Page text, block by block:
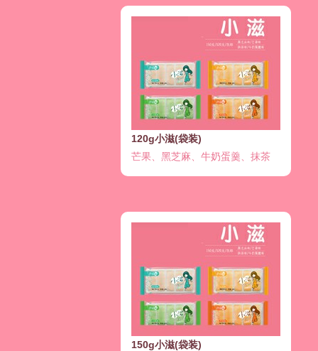
120g小滋(袋装)
芒果、黑芝麻、牛奶蛋羹、抹茶
150g小滋(袋装)